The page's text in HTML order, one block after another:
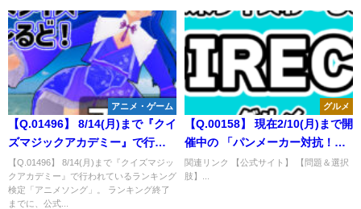
アニメ・ゲーム
【Q.01496】 8/14(月)まで『クイ
ズマジックアカデミー』で行わ
れているランキング検定「アニ
メソング」。 ランキング終了ま
でに、公式サイトに掲載される
【Q.01496】 8/14(月)まで『クイズマジッ
クアカデミー』で行われているランキング
検定「アニメソング」。 ランキング終了
までに、公式...
グルメ
【Q.00158】 現在2/10(月)まで開
催中の 「パンメーカー対抗！第2
回うまいパン決定戦」。 関東・
甲信越・福島ブロックで優勝す
関連リンク 【公式サイト】 【問題＆選択
肢】...